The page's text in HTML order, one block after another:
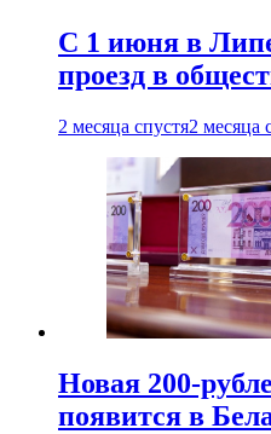
С 1 июня в
проезд в
2 месяца спустя2 месяца
Новая 200-
появится в